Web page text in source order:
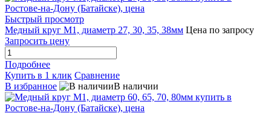
Быстрый просмотр
Медный круг М1, диаметр 27, 30, 35, 38мм Цена по запросу
Запросить цену
Подробнее
Купить в 1 клик Сравнение
В избранное
В наличии